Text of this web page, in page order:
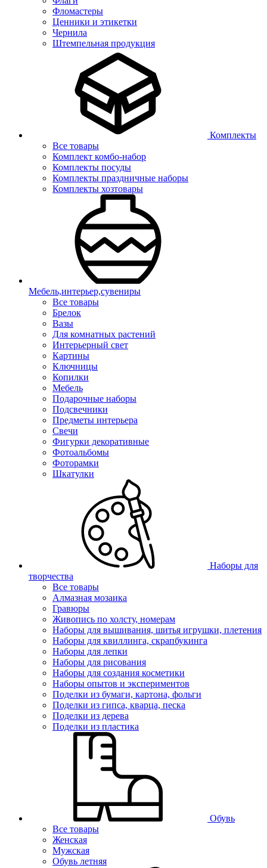
Фломастеры
Ценники и этикетки
Чернила
Штемпельная продукция
Комплекты
Все товары
Комплект комбо-набор
Комплекты посуды
Комплекты праздничные наборы
Комплекты хозтовары
Мебель,интерьер,сувениры
Все товары
Брелок
Вазы
Для комнатных растений
Интерьерный свет
Картины
Ключницы
Копилки
Мебель
Подарочные наборы
Подсвечники
Предметы интерьера
Свечи
Фигурки декоративные
Фотоальбомы
Фоторамки
Шкатулки
Наборы для
творчества
Все товары
Алмазная мозаика
Гравюры
Живопись по холсту, номерам
Наборы для вышивания, шитья игрушки, плетения
Наборы для квиллинга, скрапбукинга
Наборы для лепки
Наборы для рисования
Наборы для создания косметики
Наборы опытов и экспериментов
Поделки из бумаги, картона, фольги
Поделки из гипса, кварца, песка
Поделки из дерева
Поделки из пластика
Обувь
Все товары
Женская
Мужская
Обувь летняя